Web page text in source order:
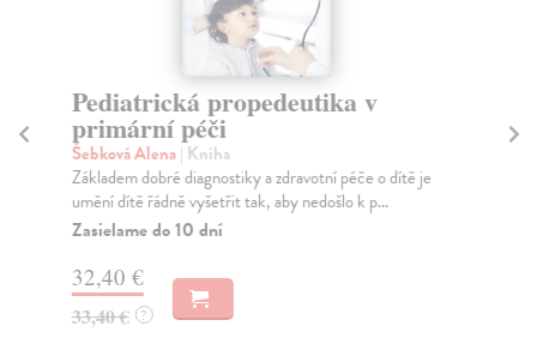
Pediatrická propedeutika v
primární péči
Šebková Alena| Kniha
Základem dobré diagnostiky a zdravotní péče o dítě je
umění dítě řádně vyšetřit tak, aby nedošlo k p...
Zasielame do 10 dní
32,40 €
33,40 € ?